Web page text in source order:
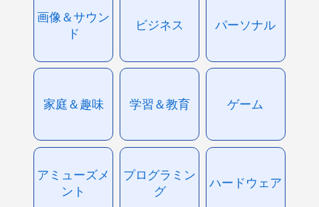
画像＆サウン
ド
ビジネス パーソナル
家庭＆趣味 学習＆教育 ゲーム
アミューズメ
ント
プログラミン
グ
ハードウェア